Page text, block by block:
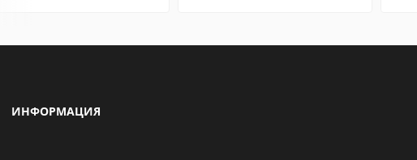
ИНФОРМАЦИЯ